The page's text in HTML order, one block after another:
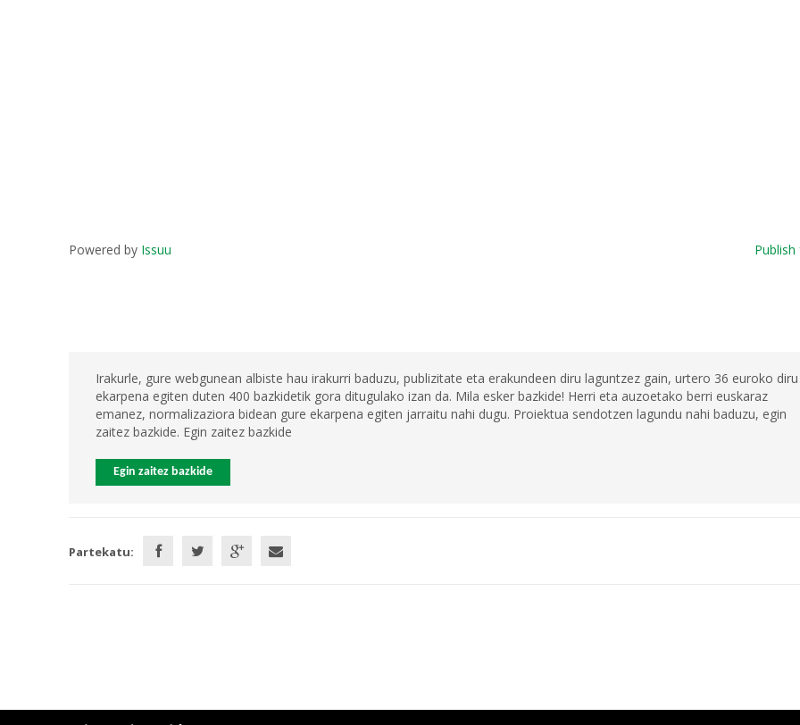
Powered by Issuu
Irakurle, gure webgunean albiste hau irakurri baduzu, publizitate eta erakundeen diru laguntzez gain, urtero 36 euroko diru
ekarpena egiten duten 400 bazkidetik gora ditugulako izan da. Mila esker bazkide! Herri eta auzoetako berri euskaraz
emanez, normalizaziora bidean gure ekarpena egiten jarraitu nahi dugu. Proiektua sendotzen lagundu nahi baduzu, egin
zaitez bazkide. Egin zaitez bazkide
Egin zaitez bazkide
Partekatu: